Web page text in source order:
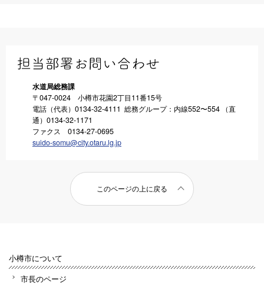
水道局総務課
〒047-0024 小樽市花園2丁目11番15号
電話（代表）0134-32-4111 総務グループ：内線552〜554 （直
通）0134-32-1171
ファクス 0134-27-0695
suido-somu@city.otaru.lg.jp
このページの上に戻る
小樽市について
市長のページ